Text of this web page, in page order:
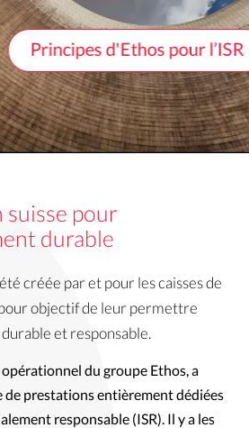
pour l’ISR
suisse pour
durable
créée par et pour les caisses de
objectif de leur permettre
et responsable.
opérationnel du groupe Ethos, a
de prestations entièrement dédiées
responsable (ISR). Il y a les